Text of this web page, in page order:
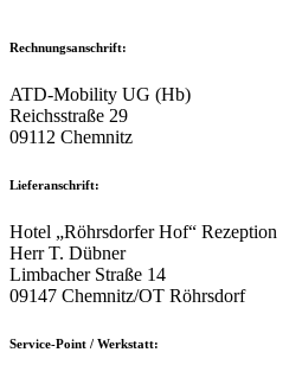
Rechnungsanschrift:
ATD-Mobility UG (Hb)
Reichsstraße 29
09112 Chemnitz
Lieferanschrift:
Hotel „Röhrsdorfer Hof“ Rezeption
Herr T. Dübner
Limbacher Straße 14
09147 Chemnitz/OT Röhrsdorf
Service-Point / Werkstatt: